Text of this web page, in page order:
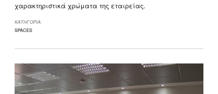
χαρακτηριστικά χρώματα της εταιρείας.
ΚΑΤΗΓΟΡΙΑ:
SPACES